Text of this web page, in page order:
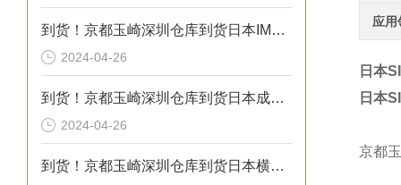
到货！京都玉崎深圳仓库到货日本IMADA 推拉力计 DST-20N
2024-04-26
到货！京都玉崎深圳仓库到货日本成茂锻针仪MF2
2024-04-26
到货！京都玉崎深圳仓库到货日本横河 电导率仪传感器 SC8SG-R31-T-305-P1-A
应用
日本
日本
京都